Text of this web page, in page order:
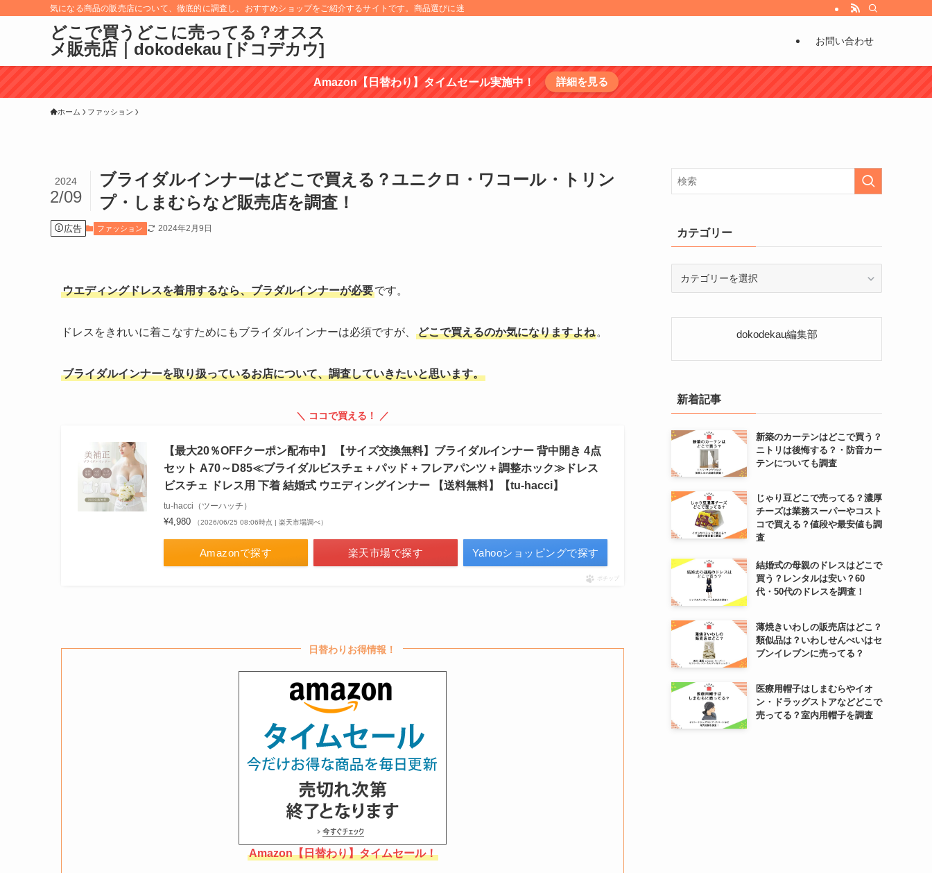
気になる商品の販売店について、徹底的に調査し、おすすめショップをご紹介するサイトです。商品選びに迷うものについては、商品の特徴を調べ選び方などもお伝えしています。
どこで買うどこに売ってる？オスス
メ販売店｜dokodekau [ドコデカウ]
お問い合わせ
Amazon【日替わり】タイムセール実施中！ 詳細を見る
ホーム ファッション
ブライダルインナーはどこで買える？ユニクロ・ワコール・トリン
プ・しまむらなど販売店を調査！
2024
2/09
広告 ファッション 2024年2月9日
ウエディングドレスを着用するなら、ブラダルインナーが必要です。
ドレスをきれいに着こなすためにもブライダルインナーは必須ですが、 どこで買えるのか気になりますよね 。
ブライダルインナーを取り扱っているお店について、調査していきたいと思います。
＼ ココで買える！ ／
【最大20％OFFクーポン配布中】 【サイズ交換無料】ブライダルインナー 背中開き 4点
セット A70～D85≪ブライダルビスチェ + パッド + フレアパンツ + 調整ホック≫ドレス
ビスチェ ドレス用 下着 結婚式 ウエディングインナー 【送料無料】【tu-hacci】
tu-hacci（ツーハッチ）
¥4,980 （2026/06/25 08:06時点 | 楽天市場調べ）
Amazonで探す 楽天市場で探す Yahooショッピングで探す
ポチップ
日替わりお得情報！
Amazon【日替わり】タイムセール！
カテゴリー
リ
dokodekau編集部
新着記事
新築のカーテンはどこで買う？
ニトリは後悔する？・防音カー
テンについても調査
じゃり豆どこで売ってる？濃厚
チーズは業務スーパーやコスト
コで買える？値段や最安値も調
査
結婚式の母親のドレスはどこで
買う？レンタルは安い？60
代・50代のドレスを調査！
薄焼きいわしの販売店はどこ？
類似品は？いわしせんべいはセ
ブンイレブンに売ってる？
医療用帽子はしまむらやイオ
ン・ドラッグストアなどどこで
売ってる？室内用帽子を調査